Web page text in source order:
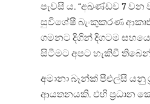
පැවසී ය. “අඛණ්ඩව 7
සුවිශේෂී බැංකුකරණ
ගමනට දිගින් දිගටම
සිටීමට අපට හැකිවී
අමානා බෑන්ක් පීඑල්සී යනු
ආයතනයකි. එහි ප්‍රධාන